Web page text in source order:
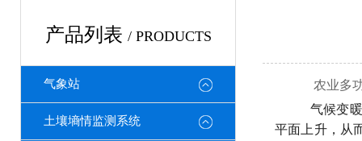
产品列表 / PRODUCTS
气象站
土壤墒情监测系统
农业多
气候变
平面上升，从